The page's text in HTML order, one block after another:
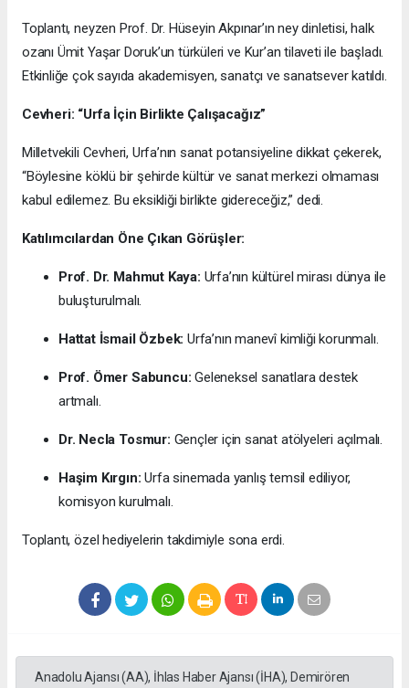
Toplantı, neyzen Prof. Dr. Hüseyin Akpınar’ın ney dinletisi, halk
ozanı Ümit Yaşar Doruk’un türküleri ve Kur’an tilaveti ile başladı.
Etkinliğe çok sayıda akademisyen, sanatçı ve sanatsever katıldı.
Cevheri: “Urfa İçin Birlikte Çalışacağız”
Milletvekili Cevheri, Urfa’nın sanat potansiyeline dikkat çekerek,
“Böylesine köklü bir şehirde kültür ve sanat merkezi olmaması
kabul edilemez. Bu eksikliği birlikte gidereceğiz,” dedi.
Katılımcılardan Öne Çıkan Görüşler:
Prof. Dr. Mahmut Kaya: Urfa’nın kültürel mirası dünya ile
buluşturulmalı.
Hattat İsmail Özbek: Urfa’nın manevî kimliği korunmalı.
Prof. Ömer Sabuncu: Geleneksel sanatlara destek
artmalı.
Dr. Necla Tosmur: Gençler için sanat atölyeleri açılmalı.
Haşim Kırgın: Urfa sinemada yanlış temsil ediliyor,
komisyon kurulmalı.
Toplantı, özel hediyelerin takdimiyle sona erdi.
Anadolu Ajansı (AA), İhlas Haber Ajansı (İHA), Demirören